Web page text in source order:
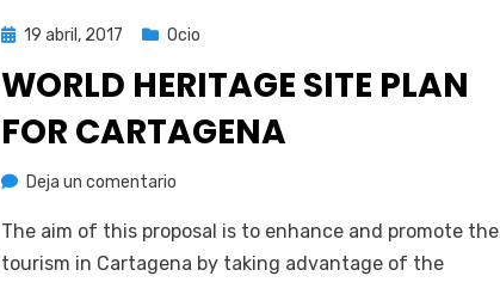
Publicada
19 abril, 2017 Ocio
WORLD HERITAGE SITE PLAN
FOR CARTAGENA
porJuan A. Corbalán
Deja un comentario
Heritage
Site
The aim of this proposal is to enhance and promote the
tourism in Cartagena by taking advantage of the